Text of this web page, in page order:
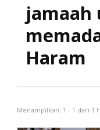
jamaah
Haram
Menampilkan: 1 - 1 dari 1